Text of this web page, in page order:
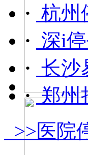
· 杭州
· 深i
· 长沙
· 郑州
>>医院